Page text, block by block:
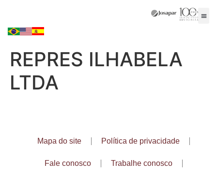
REPRES ILHABELA
LTDA
Mapa do site Política de privacidade
Fale conosco Trabalhe conosco